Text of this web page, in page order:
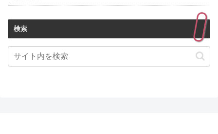
検索